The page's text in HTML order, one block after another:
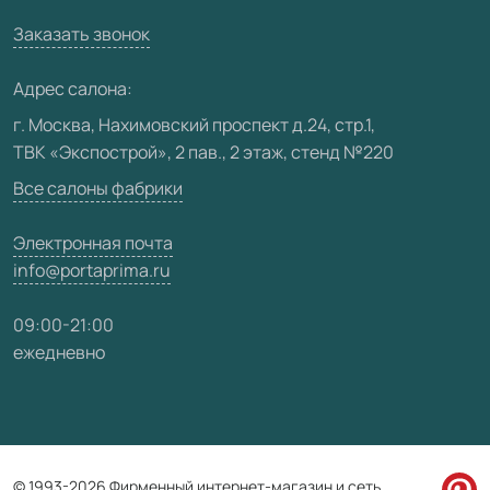
Юридическая информация
Вакансии
Видео
Карта сайта
Заказать звонок
Адрес салона:
г. Москва, Нахимовский проспект д.24, стр.1,
ТВК «Экспострой», 2 пав., 2 этаж, стенд №220
Все салоны фабрики
Электронная почта
info@portaprima.ru
09:00-21:00
ежедневно